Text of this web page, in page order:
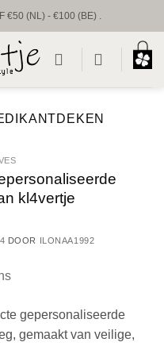
€50 (NL) - €100 (BE) .
1 TOT 2 WERKDAGEN.
kl4vertje
DOOR ILONAA1992
gepersonaliseerde
gemaakt van veilige,